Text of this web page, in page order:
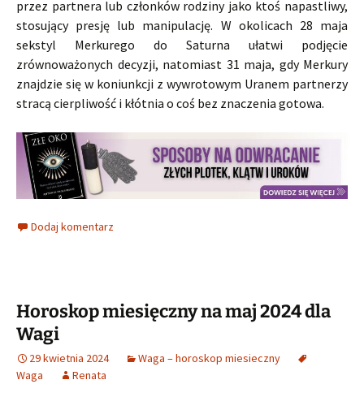
przez partnera lub członków rodziny jako ktoś napastliwy,
stosujący presję lub manipulację. W okolicach 28 maja
sekstyl Merkurego do Saturna ułatwi podjęcie
zrównoważonych decyzji, natomiast 31 maja, gdy Merkury
znajdzie się w koniunkcji z wywrotowym Uranem partnerzy
stracą cierpliwość i kłótnia o coś bez znaczenia gotowa.
Dodaj komentarz
Horoskop miesięczny na maj 2024 dla
Wagi
29 kwietnia 2024
Waga – horoskop miesieczny
Waga
Renata